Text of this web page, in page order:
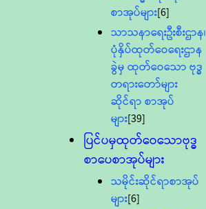
စာအုပ်များ[6]
သာသနာရေးဦးစီးဌာန၊
ပုံနှိပ်ထုတ်ဝေရေးဌာန
ခွဲမှ ထုတ်ဝေသော ဗုဒ္ဓ
တရားတော်များ
ဆိုင်ရာ စာအုပ်
များ[39]
ပြင်ပမှထုတ်ဝေသောဗုဒ္ဓ
စာပေစာအုပ်များ
သမိုင်းဆိုင်ရာစာအုပ်
များ[6]